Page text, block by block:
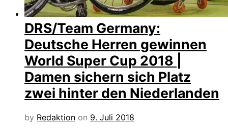
DRS/Team Germany:
Deutsche Herren gewinnen
World Super Cup 2018 |
Damen sichern sich Platz
zwei hinter den Niederlanden
by Redaktion on 9. Juli 2018